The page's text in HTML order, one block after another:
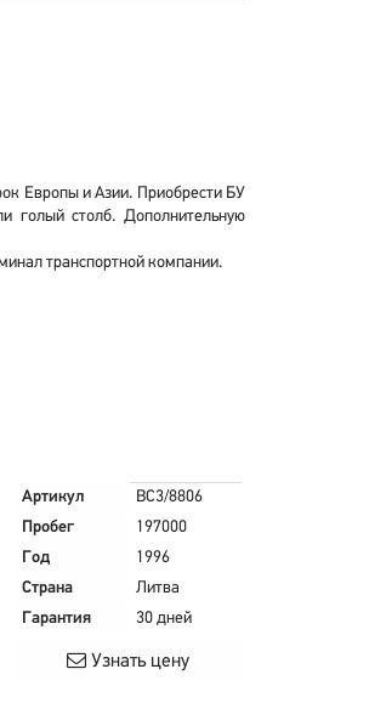
Европы и Азии. Приобрести БУ
голый столб. Дополнительную
транспортной компании.
Артикул
BC3/8806
Пробег
197000
Год
1996
Страна
Литва
Гарантия
30 дней
Узнать цену